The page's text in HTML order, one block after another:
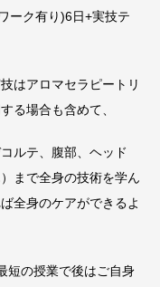
ーク有り)6日+実技テ
はアロマセラピートリ
る場合も含めて、
ルテ、腹部、ヘッド
まで全身の技術を学ん
全身のケアができるよ
短の授業で後はご自身